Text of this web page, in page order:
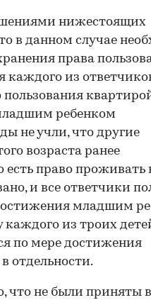
нижестоящих
в данном случае
права
каждого из
пользования
ребенком
не учли, что другие
возраста ранее
есть право проживать
и все ответчики
младшим
каждого из троих
по мере достижения
отдельности.
что не были приняты